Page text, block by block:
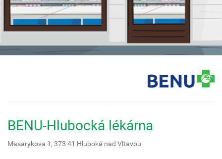
BENU-Hlubocká lékárna
Masarykova 1, 373 41 Hluboká nad Vltavou